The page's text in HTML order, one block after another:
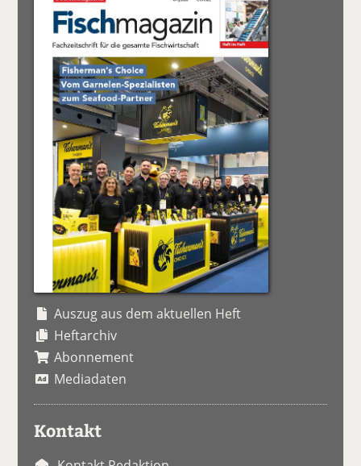
Auszug aus dem aktuellen Heft
Heftarchiv
Abonnement
Mediadaten
Kontakt